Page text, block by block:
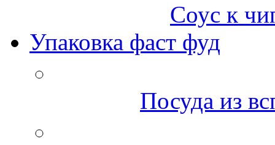
Соус к
Упаковка фаст фуд
Посуда из